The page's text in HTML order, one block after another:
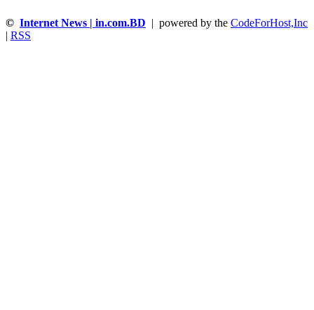
© Internet News | in.com.BD | powered by the CodeForHost,Inc
RSS